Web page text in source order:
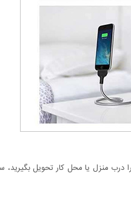
منزل یا محل کار تحویل بگیرید،